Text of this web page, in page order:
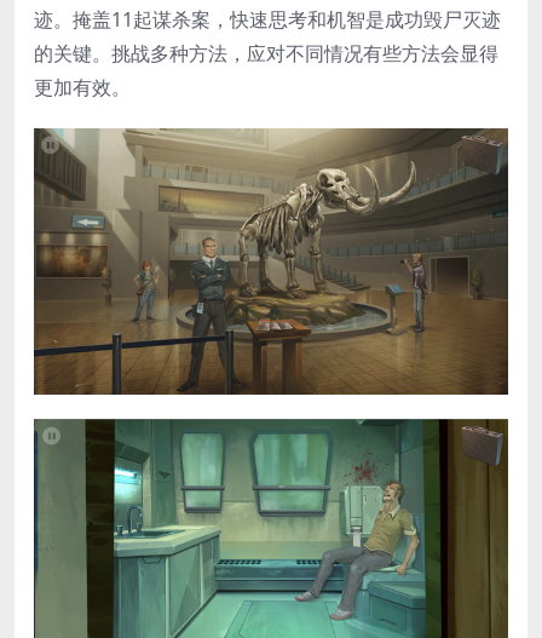
迹。掩盖11起谋杀案，快速思考和机智是成功毁尸灭迹
的关键。挑战多种方法，应对不同情况有些方法会显得
更加有效。